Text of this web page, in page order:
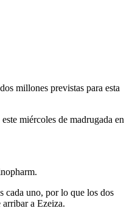
millones previstas para esta
miércoles de madrugada en
cada uno, por lo que los dos
a Ezeiza.